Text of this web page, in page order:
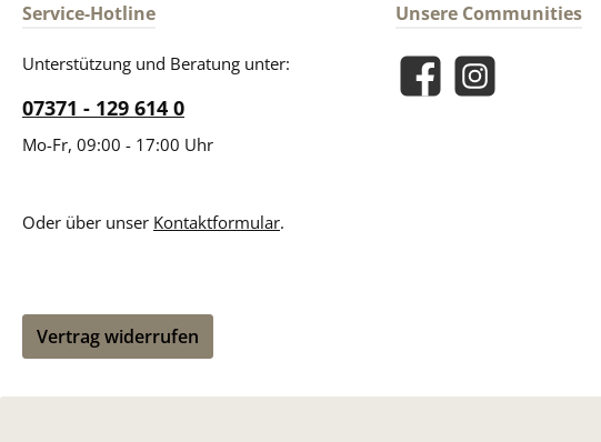
Service-Hotline
Unterstützung und Beratung unter:
07371 - 129 614 0
Mo-Fr, 09:00 - 17:00 Uhr
Oder über unser Kontaktformular.
Vertrag widerrufen
Unsere Communities
FacebookInstagram